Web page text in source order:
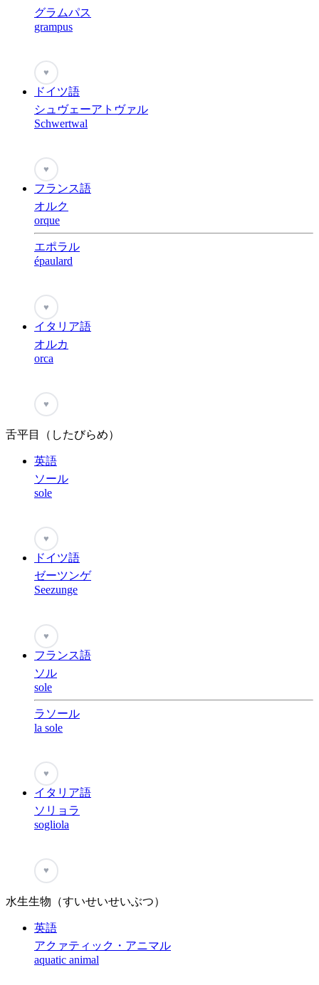
グラムパス
grampus
♥
ドイツ語
シュヴェーアトヴァル
Schwertwal
♥
フランス語
オルク
orque
エポラル
épaulard
♥
イタリア語
オルカ
orca
♥
舌平目（したびらめ）
英語
ソール
sole
♥
ドイツ語
ゼーツンゲ
Seezunge
♥
フランス語
ソル
sole
ラソール
la sole
♥
イタリア語
ソリョラ
sogliola
♥
水生生物（すいせいせいぶつ）
英語
アクァティック・アニマル
aquatic animal